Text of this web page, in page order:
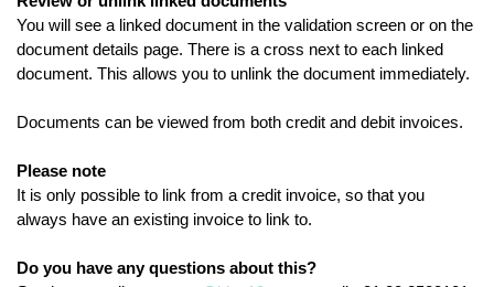
You will see a linked document in the validation screen or on the
document details page. There is a cross next to each linked
document. This allows you to unlink the document immediately.
Documents can be viewed from both credit and debit invoices.
Please note
It is only possible to link from a credit invoice, so that you
always have an existing invoice to link to.
Do you have any questions about this?